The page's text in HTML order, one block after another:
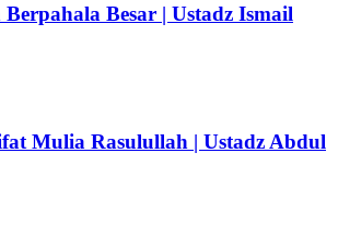
Besar | Ustadz Ismail
Mulia Rasulullah | Ustadz Abdul